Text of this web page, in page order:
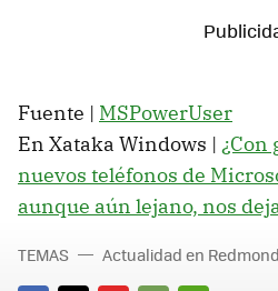
Fuente | MSPowerUser
En Xataka Windows | ¿Con
nuevos teléfonos de
aunque aún lejano, nos
TEMAS Actualidad en Redmond